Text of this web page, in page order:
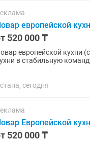
европейской
520 000 ₸
европейской кухни (с переездом в
в стабильную
сегодня
Европейской
520 000 ₸